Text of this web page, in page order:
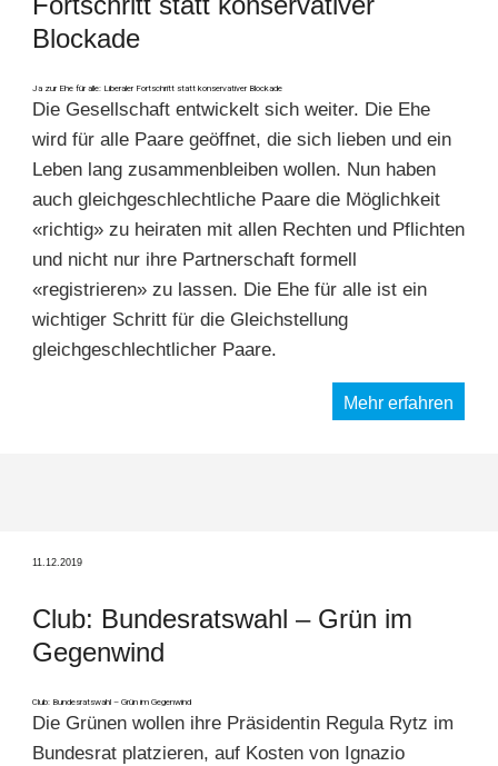
Blockade
Ja zur Ehe für alle: Liberaler Fortschritt statt konservativer Blockade
Die Gesellschaft entwickelt sich weiter. Die Ehe
wird für alle Paare geöffnet, die sich lieben und ein
Leben lang zusammenbleiben wollen. Nun haben
auch gleichgeschlechtliche Paare die Möglichkeit
«richtig» zu heiraten mit allen Rechten und Pflichten
und nicht nur ihre Partnerschaft formell
«registrieren» zu lassen. Die Ehe für alle ist ein
wichtiger Schritt für die Gleichstellung
gleichgeschlechtlicher Paare.
Mehr erfahren
11.12.2019
Club: Bundesratswahl – Grün im
Gegenwind
Club: Bundesratswahl – Grün im Gegenwind
Die Grünen wollen ihre Präsidentin Regula Rytz im
Bundesrat platzieren, auf Kosten von Ignazio